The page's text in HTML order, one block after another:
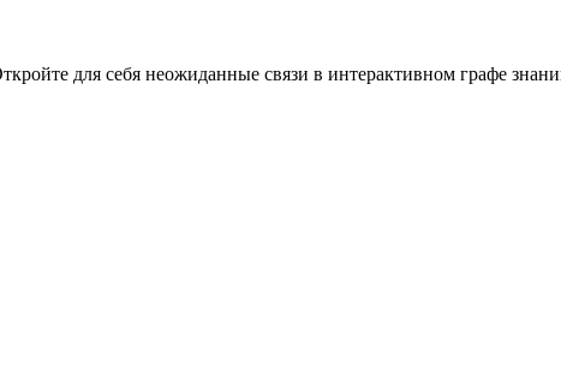
для себя неожиданные связи в интерактивном графе